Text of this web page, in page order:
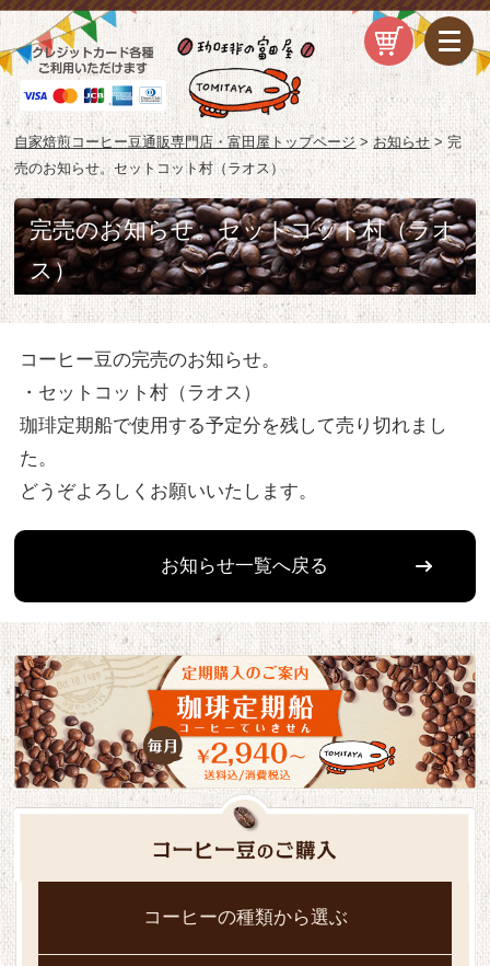
自家焙煎コーヒー豆通販専門店・富田屋トップページ>お知らせ>完
売のお知らせ。セットコット村（ラオス）
完売のお知らせ。セットコット村（ラオ
ス）
コーヒー豆の完売のお知らせ。
・セットコット村（ラオス）
珈琲定期船で使用する予定分を残して売り切れまし
た。
どうぞよろしくお願いいたします。
お知らせ一覧へ戻る
コーヒーの種類から選ぶ